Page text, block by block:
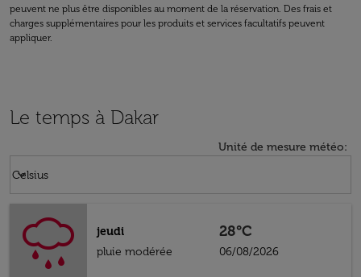
peuvent ne plus être disponibles au moment de la réservation. Des frais et
charges supplémentaires pour les produits et services facultatifs peuvent
appliquer.
Le temps à Dakar
Unité de mesure météo:
Celsius
keyboard_arrow_down
jeudi
pluie modérée
28°C
06/08/2026